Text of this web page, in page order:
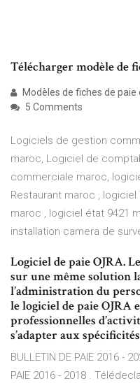
Télécharger modèle de
Modèles de fiches de
5 Comments
Logiciels de gestion
maroc, Logiciel de
commerciale maroc,
Restaurant maroc , logiciel
maroc , logiciel état 9421
installation camera de
Logiciel de paie OJRA.
sur une même solution
l’administration du
le logiciel de paie OJRA
professionnelles
s’adapter aux
BULLETIN DE PAIE 2016 -
PAIE 2016 - 2018 .